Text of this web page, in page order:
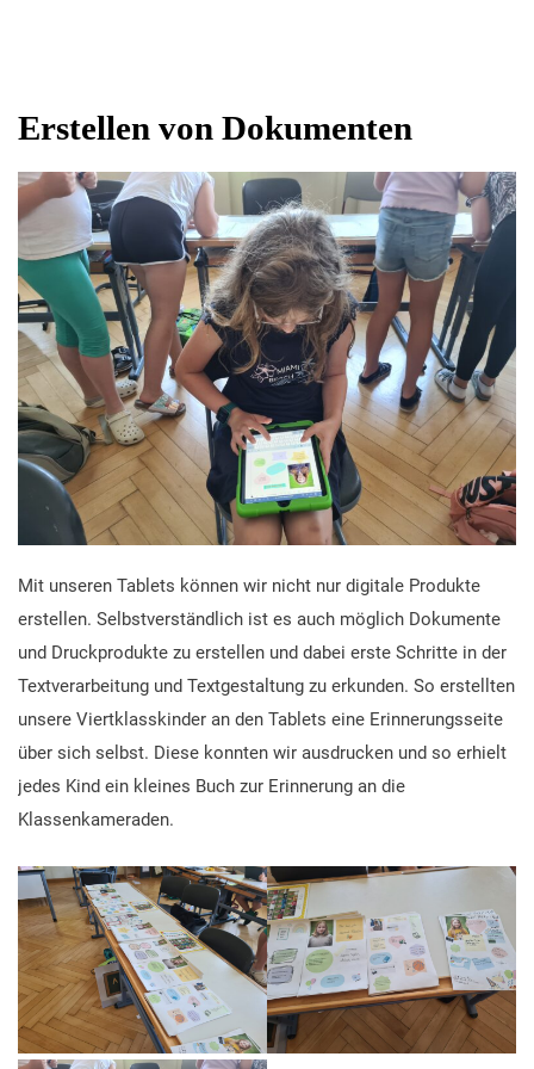
Erstellen von Dokumenten
Mit unseren Tablets können wir nicht nur digitale Produkte
erstellen. Selbstverständlich ist es auch möglich Dokumente
und Druckprodukte zu erstellen und dabei erste Schritte in der
Textverarbeitung und Textgestaltung zu erkunden. So erstellten
unsere Viertklasskinder an den Tablets eine Erinnerungsseite
über sich selbst. Diese konnten wir ausdrucken und so erhielt
jedes Kind ein kleines Buch zur Erinnerung an die
Klassenkameraden.